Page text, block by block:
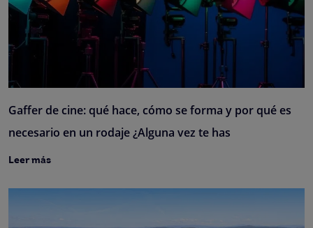
Gaffer de cine: qué hace, cómo se forma y por qué es
necesario en un rodaje ¿Alguna vez te has
Leer más